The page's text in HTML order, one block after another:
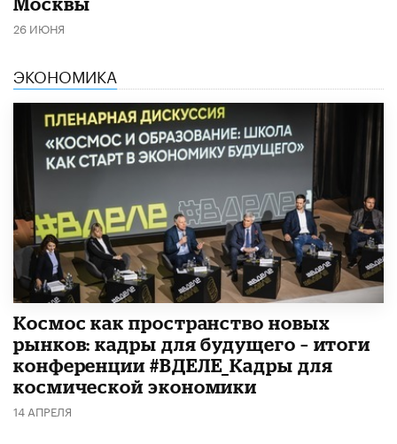
26 ИЮНЯ
ЭКОНОМИКА
Космос как пространство новых
рынков: кадры для будущего – итоги
конференции #ВДЕЛЕ_Кадры для
космической экономики
14 АПРЕЛЯ